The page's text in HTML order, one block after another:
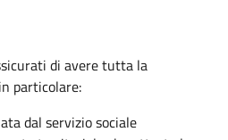
di avere tutta la
particolare:
dal servizio sociale